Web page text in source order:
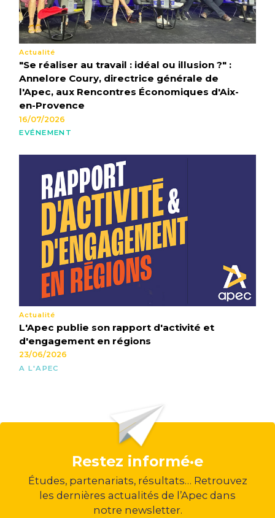
Actualité
"Se réaliser au travail : idéal ou illusion ?" :
Annelore Coury, directrice générale de
l'Apec, aux Rencontres Économiques d'Aix-
en-Provence
16/07/2026
EVÉNEMENT
Actualité
L'Apec publie son rapport d'activité et
d'engagement en régions
23/06/2026
A L'APEC
Restez informé·e
Études, partenariats, résultats… Retrouvez
les dernières actualités de l’Apec dans
notre newsletter.